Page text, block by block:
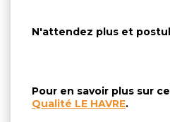
N'attendez plus et
Pour en savoir plus sur
Qualité LE HAVRE.